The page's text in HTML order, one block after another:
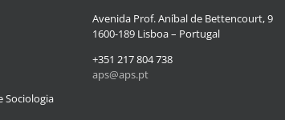
Sociologia
Avenida Prof. Aníbal de Bettencourt, 9
1600-189 Lisboa – Portugal
+351 217 804 738
aps@aps.pt